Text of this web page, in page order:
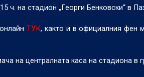
ч. на стадион „Георги Бенковски“ в
ТУК, както и в официалния фен
на централната каса на стадиона в